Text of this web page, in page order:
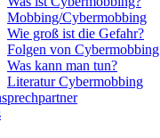
Mobbing/Cybermobbing
Wie groß ist die Gefahr?
Folgen von Cybermobbing
Was kann man tun?
Literatur Cybermobbing